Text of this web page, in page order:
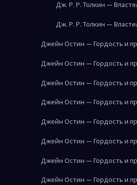
Дж. Р. Р. Толкин —
Дж. Р. Р. Толкин —
Джейн Остин — Гордость и
Джейн Остин — Гордость и
Джейн Остин — Гордость и
Джейн Остин — Гордость и
Джейн Остин — Гордость и
Джейн Остин — Гордость и
Джейн Остин — Гордость и
Джейн Остин — Гордость и